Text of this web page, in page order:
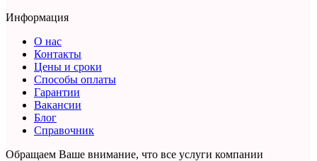
Информация
О нас
Контакты
Цены и сроки
Способы оплаты
Гарантии
Вакансии
Блог
Справочник
Обращаем Ваше внимание, что все услуги компании